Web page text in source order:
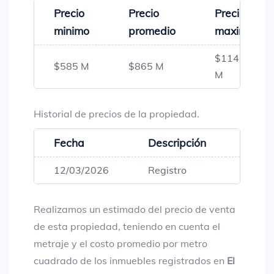
Precio
minimo
Precio
promedio
Precio
maximo
$585 M $865 M
$1146
M
Historial de precios de la propiedad.
Fecha Descripción
12/03/2026 Registro
Realizamos un estimado del precio de venta
de esta propiedad, teniendo en cuenta el
metraje y el costo promedio por metro
cuadrado de los inmuebles registrados en El